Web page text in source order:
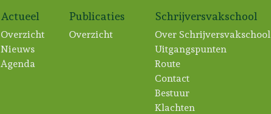
Actueel
Overzicht
Nieuws
Agenda
Publicaties
Overzicht
Schrijversvakschool
Over Schrijversvakschool
Uitgangspunten
Route
Contact
Bestuur
Klachten